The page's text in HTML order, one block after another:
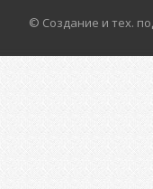
© Создание и тех.